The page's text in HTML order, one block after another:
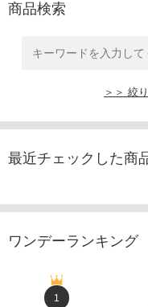
商品検索
＞＞ 絞
最近チェックした商
ワンデーランキング
1